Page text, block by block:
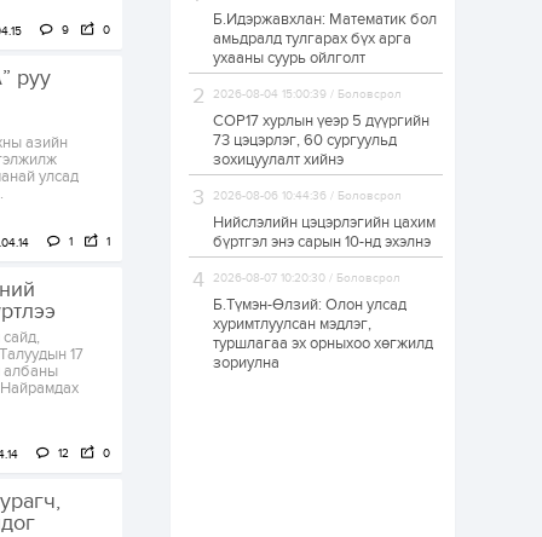
9 0
руу
азийн
улсад
1 1
17
албаны
12 0
Н.Номтойбаяр:
Аймгуудад
тулгамдаж буй
асуудлуудыг долоо
хоног бүр Засгийн
1 өдөр 0
УИХ-ын дарга
С.Бямбацогт төрийг
төлөөлөн Сутай
хайрхны тэнгэрийг
тахих төрийн
тахилгад оролцлоо
1 өдөр 2
“Хотын дарга сонсож
байна” 150150 тусгай
дугаарыг
наймдугаар сарын
14-нөөс ажиллуулж...
Б.Идэржавхлан: Математик бол
амьдралд тулгарах бүх арга
ухааны суурь ойлголт
2026-08-04 15:00:39 / Боловсрол
COP17 хурлын үеэр 5 дүүргийн
73 цэцэрлэг, 60 сургуульд
зохицуулалт хийнэ
2026-08-06 10:44:36 / Боловсрол
Нийслэлийн цэцэрлэгийн цахим
бүртгэл энэ сарын 10-нд эхэлнэ
2026-08-07 10:20:30 / Боловсрол
Б.Түмэн-Өлзий: Олон улсад
хуримтлуулсан мэдлэг,
туршлагаа эх орныхоо хөгжилд
зориулна